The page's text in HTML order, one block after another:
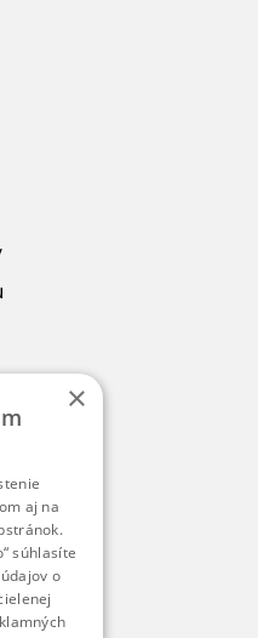
v centre
s privátnym
a tiež unikátnou float
×
aj na
súhlasíte
o